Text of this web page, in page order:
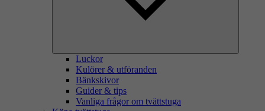
Luckor
Kulörer & utföranden
Bänkskivor
Guider & tips
Vanliga frågor om tvättstuga